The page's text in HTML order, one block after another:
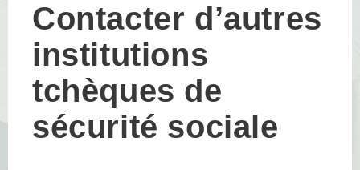
Contacter d’autres
institutions
tchèques de
sécurité sociale